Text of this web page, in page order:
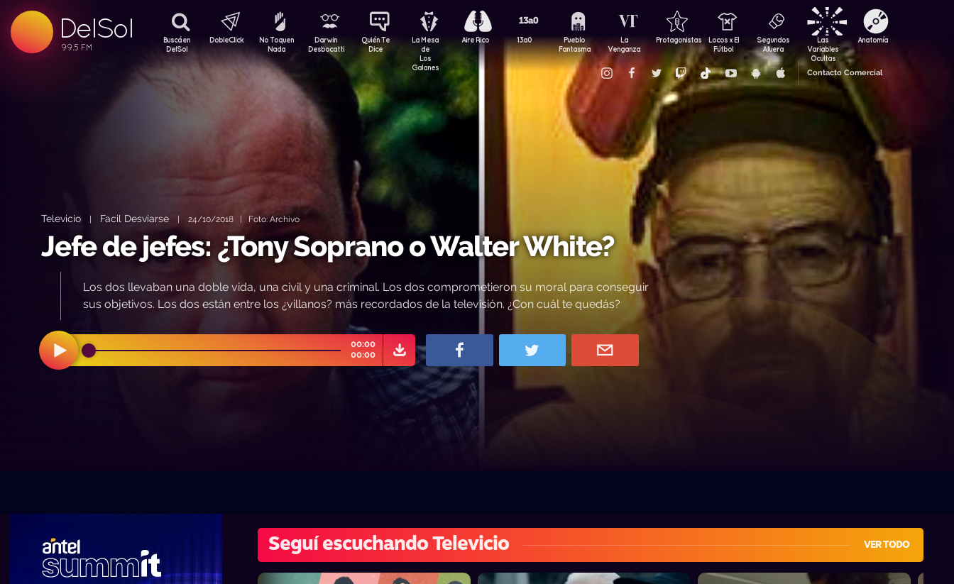
DelSol
99.5 FM
99.5 FM
99.5 FM
Buscá en
DelSol
DobleClick
No Toquen
Nada
Darwin
Desbocatti
Quién Te
Dice
La Mesa
de
Los
Galanes
Aire Rico 13a0
Pueblo
Fantasma
La
Venganza
Protagonistas
Locos x El
Fútbol
Segundos
Afuera
Las
Variables
Ocultas
Anatomía
Contacto Comercial
Televicio| Facil Desviarse | 24/10/2018 | Foto: Archivo
Jefe de jefes: ¿Tony Soprano o Walter White?
Los dos llevaban una doble vida, una civil y una criminal. Los dos comprometieron su moral para conseguir
sus objetivos. Los dos están entre los ¿villanos? más recordados de la televisión. ¿Con cuál te quedás?
00:00
00:00
Seguí escuchando Televicio VER TODO